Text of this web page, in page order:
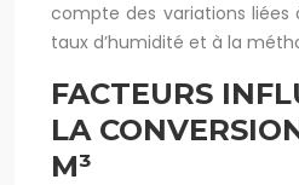
compte des variations liées
taux d’humidité et à la
FACTEURS
LA
M³